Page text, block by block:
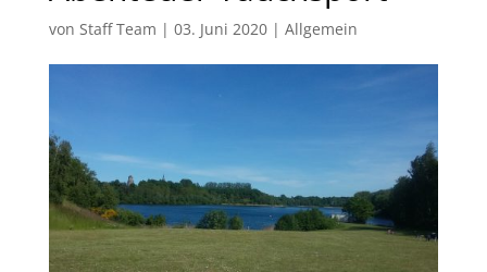
von Staff Team | 03. Juni 2020| Allgemein